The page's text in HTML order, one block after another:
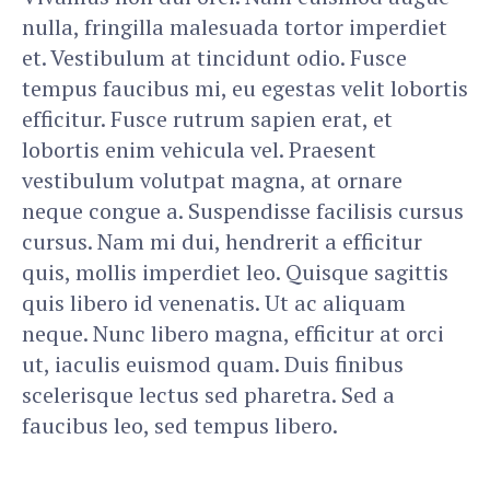
nulla, fringilla malesuada tortor imperdiet
et. Vestibulum at tincidunt odio. Fusce
tempus faucibus mi, eu egestas velit lobortis
efficitur. Fusce rutrum sapien erat, et
lobortis enim vehicula vel. Praesent
vestibulum volutpat magna, at ornare
neque congue a. Suspendisse facilisis cursus
cursus. Nam mi dui, hendrerit a efficitur
quis, mollis imperdiet leo. Quisque sagittis
quis libero id venenatis. Ut ac aliquam
neque. Nunc libero magna, efficitur at orci
ut, iaculis euismod quam. Duis finibus
scelerisque lectus sed pharetra. Sed a
faucibus leo, sed tempus libero.